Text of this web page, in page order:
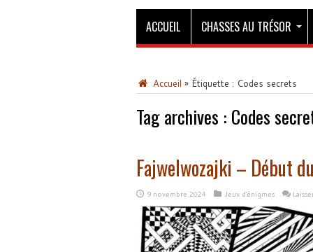
ACCUEIL CHASSES AU TRÉSOR
Accueil » Étiquette : Codes secrets
Tag archives : Codes
Fajwelwozajki – Début
9 novembre 2024 Jeux d'énigmes